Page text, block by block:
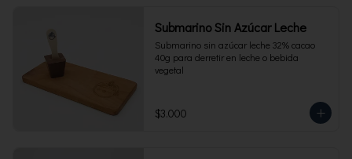
Submarino Sin Azúcar Leche
Submarino sin azúcar leche 32% cacao
40g para derretir en leche o bebida
vegetal
$3.000